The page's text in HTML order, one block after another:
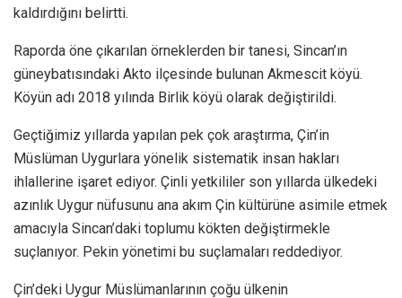
kaldırdığını belirtti.
Raporda öne çıkarılan örneklerden bir tanesi, Sincan’ın
güneybatısındaki Akto ilçesinde bulunan Akmescit köyü.
Köyün adı 2018 yılında Birlik köyü olarak değiştirildi.
Geçtiğimiz yıllarda yapılan pek çok araştırma, Çin’in
Müslüman Uygurlara yönelik sistematik insan hakları
ihlallerine işaret ediyor. Çinli yetkililer son yıllarda ülkedeki
azınlık Uygur nüfusunu ana akım Çin kültürüne asimile etmek
amacıyla Sincan’daki toplumu kökten değiştirmekle
suçlanıyor. Pekin yönetimi bu suçlamaları reddediyor.
Çin’deki Uygur Müslümanlarının çoğu ülkenin